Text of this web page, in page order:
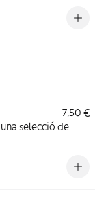
7,50 €
selecció de